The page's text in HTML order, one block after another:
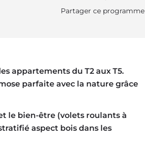
Partager ce programme
appartements du T2 aux T5.
parfaite avec la nature grâce
le bien-être (volets roulants à
aspect bois dans les